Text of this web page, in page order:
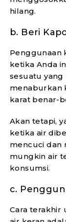
hilang.
b. Beri
Penggunaan
ketika Anda
sesuatu
menaburkan
karat benar-
Akan tetapi,
ketika air
mencuci dan
mungkin air
konsumsi.
c.
Cara terakhir